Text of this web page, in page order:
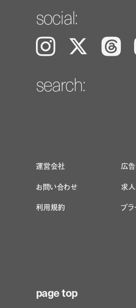
social:
Instagram 𝕏 Threads
search:
運営会社
広
お問い合わせ
求人
利用規約
プラ
page top